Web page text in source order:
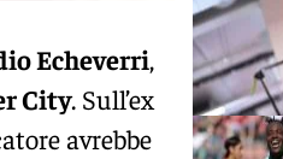
Echeverri,
City. Sull’ex
avrebbe